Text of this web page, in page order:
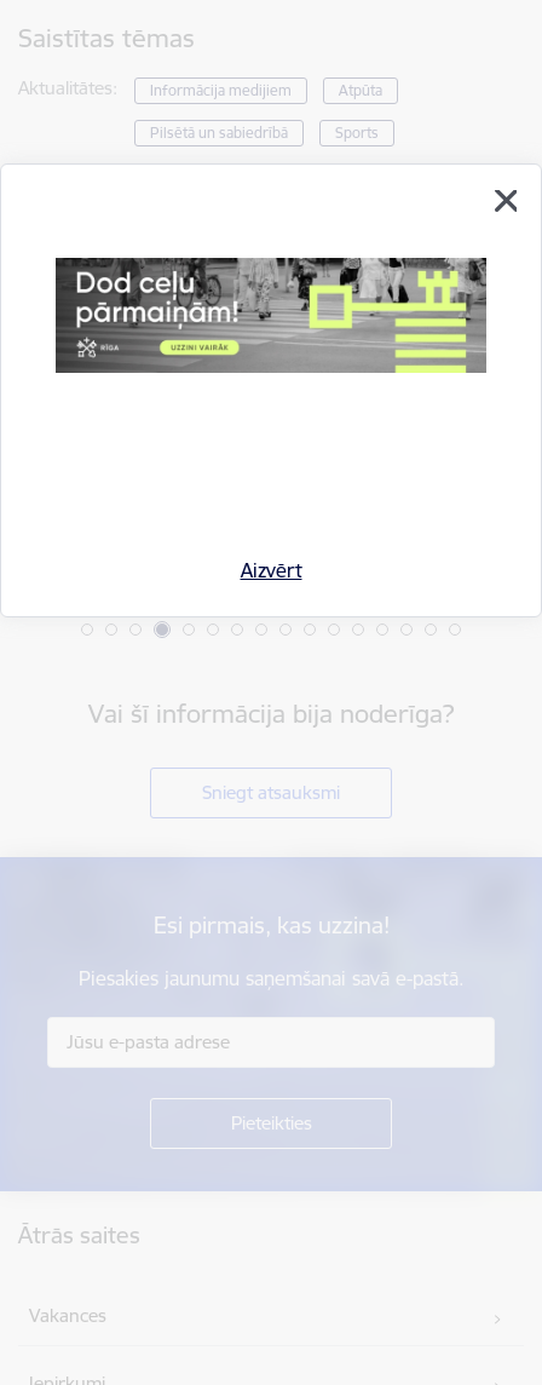
Aizvērt
Saistītas tēmas
Aktualitātes: Informācija medijiem Atpūta
Pilsētā un sabiedrībā Sports
Dalīties
Vai šī informācija bija noderīga?
Sniegt atsauksmi
Esi pirmais, kas uzzina!
Piesakies jaunumu saņemšanai savā e-pastā.
Ātrās saites
Vakances